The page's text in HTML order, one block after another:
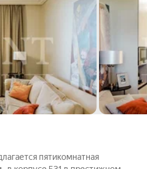
пятикомнатная